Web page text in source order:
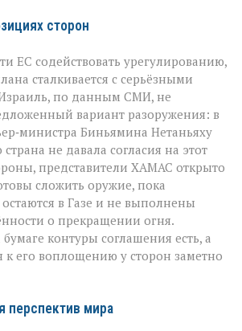
сторон
ЕС содействовать урегулированию,
сталкивается с серьёзными
по данным СМИ, не
вариант разоружения: в
Биньямина Нетаньяху
не давала согласия на этот
представители ХАМАС открыто
сложить оружие, пока
в Газе и не выполнены
о прекращении огня.
контуры соглашения есть, а
к его воплощению у сторон заметно
перспектив мира